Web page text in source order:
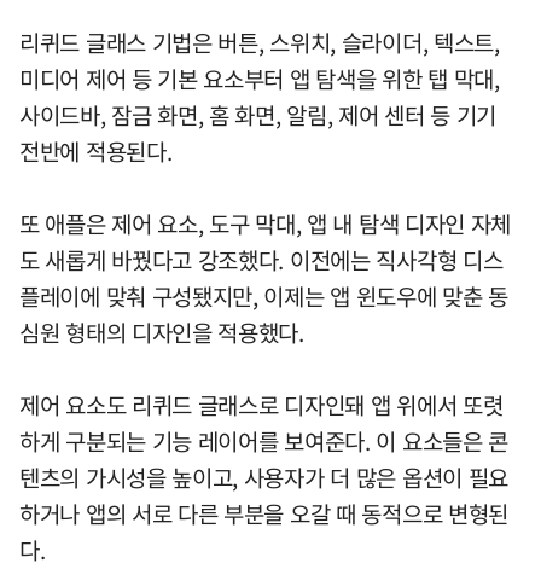
리퀴드 글래스 기법은 버튼, 스위치, 슬라이더, 텍스트,
미디어 제어 등 기본 요소부터 앱 탐색을 위한 탭 막대,
사이드바, 잠금 화면, 홈 화면, 알림, 제어 센터 등 기기
전반에 적용된다.
또 애플은 제어 요소, 도구 막대, 앱 내 탐색 디자인 자체
도 새롭게 바꿨다고 강조했다. 이전에는 직사각형 디스
플레이에 맞춰 구성됐지만, 이제는 앱 윈도우에 맞춘 동
심원 형태의 디자인을 적용했다.
제어 요소도 리퀴드 글래스로 디자인돼 앱 위에서 또렷
하게 구분되는 기능 레이어를 보여준다. 이 요소들은 콘
텐츠의 가시성을 높이고, 사용자가 더 많은 옵션이 필요
하거나 앱의 서로 다른 부분을 오갈 때 동적으로 변형된
다.